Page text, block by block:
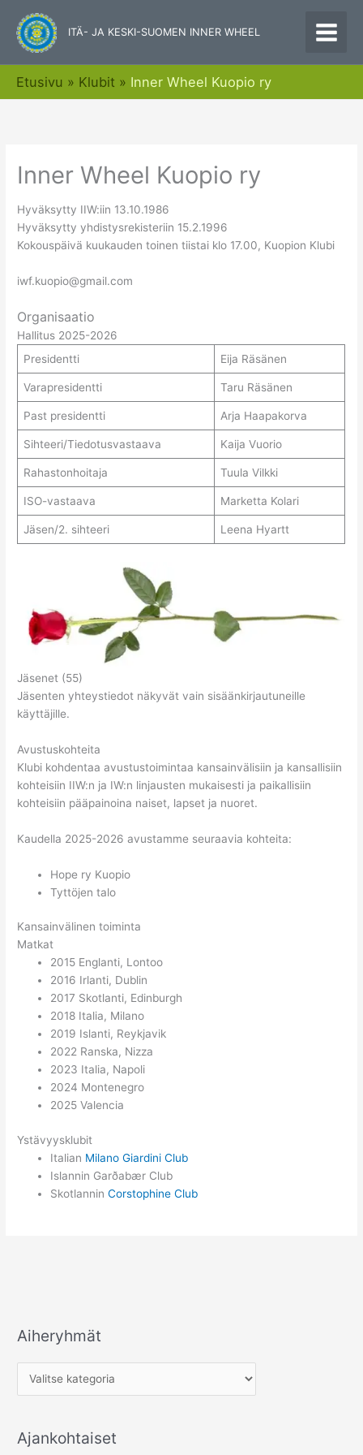
sisältöön
ITÄ- JA KESKI-SUOMEN INNER WHEEL
Etusivu Klubit Inner Wheel Kuopio ry
Inner Wheel Kuopio ry
Hyväksytty IIW:iin 13.10.1986
Hyväksytty yhdistysrekisteriin 15.2.1996
Kokouspäivä kuukauden toinen tiistai klo 17.00, Kuopion Klubi
iwf.kuopio@gmail.com
Organisaatio
Hallitus 2025-2026
Presidentti
Eija Räsänen
Varapresidentti Taru Räsänen
Past presidentti Arja Haapakorva
Sihteeri/Tiedotusvastaava Kaija Vuorio
Rahastonhoitaja Tuula Vilkki
ISO-vastaava Marketta Kolari
Jäsen/2. sihteeri Leena Hyartt
Jäsenet (55)
Jäsenten yhteystiedot näkyvät vain sisäänkirjautuneille
käyttäjille.
Avustuskohteita
Klubi kohdentaa avustustoimintaa kansainvälisiin ja kansallisiin
kohteisiin IIW:n ja IW:n linjausten mukaisesti ja paikallisiin
kohteisiin pääpainoina naiset, lapset ja nuoret.
Kaudella 2025-2026 avustamme seuraavia kohteita:
Hope ry Kuopio
Tyttöjen talo
Kansainvälinen toiminta
Matkat
2015 Englanti, Lontoo
2016 Irlanti, Dublin
2017 Skotlanti, Edinburgh
2018 Italia, Milano
2019 Islanti, Reykjavik
2022 Ranska, Nizza
2023 Italia, Napoli
2024 Montenegro
2025 Valencia
Ystävyysklubit
Italian Milano Giardini Club
Islannin Garðabær Club
SkotlanninCorstophine Club
Aiheryhmät
A
e
y
Ajankohtaiset